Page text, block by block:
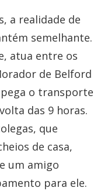
a realidade de
semelhante.
atua entre os
de Belford
pega o transporte
das 9 horas.
que
de casa,
um amigo
para ele.